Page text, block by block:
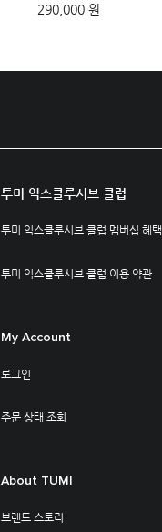
290,000 원
투미 익스클루시브 클럽
투미 익스클루시브 클럽 멤버십 혜택
투미 익스클루시브 클럽 이용 약관
My Account
로그인
주문 상태 조회
About TUMI
브랜드 스토리